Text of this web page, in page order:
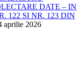
DATE – IN
122 SI NR. 123 DIN
aprilie 2026